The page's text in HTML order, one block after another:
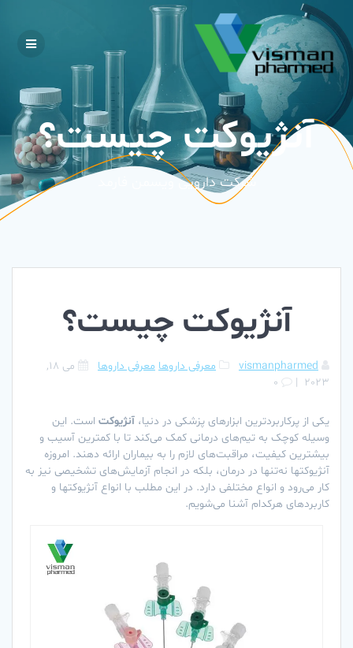
Skip
آنژیوکت چیست؟
شرکت دارویی ویسمن فارمد
آنژیوکت چیست؟
vismanpharmed معرفی داروها معرفی داروها
می 18,
2023
|
0
یکی از پرکاربردترین ابزارهای پزشکی در دنیا، آنژیوکت است. این
وسیله کوچک به تیم‌های درمانی کمک می‌کند تا با کمترین آسیب و
بیشترین کیفیت، مراقبت‌های لازم را به بیماران ارائه دهند. امروزه
آنژیوکتها نه‌تنها در درمان، بلکه در انجام آزمایش‌های تشخیصی نیز به
کار می‌رود و انواع مختلفی دارد. در این مطلب با انواع آنژیوکتها و
کاربردهای هرکدام آشنا می‌شویم.